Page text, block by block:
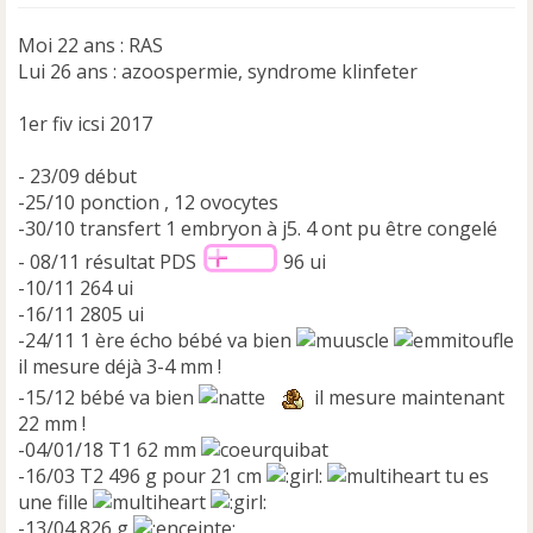
Moi 22 ans : RAS
Lui 26 ans : azoospermie, syndrome klinfeter
1er fiv icsi 2017
- 23/09 début
-25/10 ponction , 12 ovocytes
-30/10 transfert 1 embryon à j5. 4 ont pu être congelé
- 08/11 résultat PDS
96 ui
-10/11 264 ui
-16/11 2805 ui
-24/11 1 ère écho bébé va bien
il mesure déjà 3-4 mm !
-15/12 bébé va bien
il mesure maintenant
22 mm !
-04/01/18 T1 62 mm
-16/03 T2 496 g pour 21 cm
tu es
une fille